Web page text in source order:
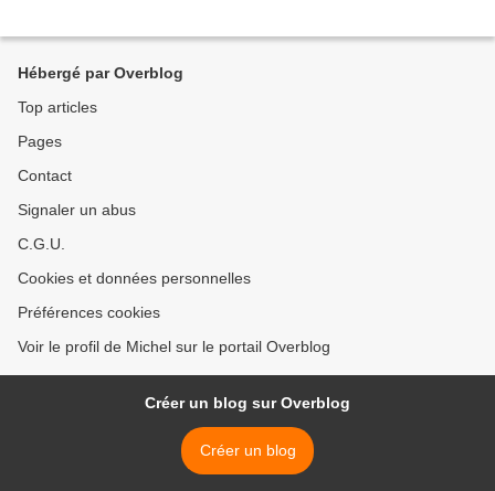
Hébergé par Overblog
Top articles
Pages
Contact
Signaler un abus
C.G.U.
Cookies et données personnelles
Préférences cookies
Voir le profil de Michel sur le portail Overblog
Créer un blog sur Overblog
Créer un blog